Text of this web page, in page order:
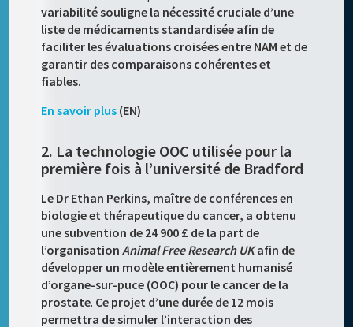
variabilité souligne la nécessité cruciale d’une
liste de médicaments standardisée afin de
faciliter les évaluations croisées entre NAM et de
garantir des comparaisons cohérentes et
fiables.
En savoir plus (EN)
2. La technologie OOC utilisée pour la
première fois à l’université de Bradford
Le Dr Ethan Perkins, maître de conférences en
biologie et thérapeutique du cancer, a obtenu
une subvention de 24 900 £ de la part de
l’organisationAnimal Free Research UKafin de
développer un modèle entièrement humanisé
d’organe-sur-puce (OOC) pour le cancer de la
prostate. Ce projet d’une durée de 12 mois
permettra de simuler l’interaction des